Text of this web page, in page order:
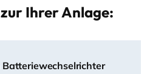
Ihrer Anlage: